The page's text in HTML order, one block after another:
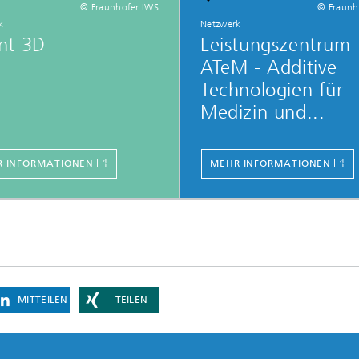
© Fraunhofer IWS
3D
INFORMATIONEN
©
Netzwerk
Leistungszentrum
ATeM - Additive
Technologien für
Medizin und...
MEHR INFORMATIONEN
MITTEILEN TEILEN